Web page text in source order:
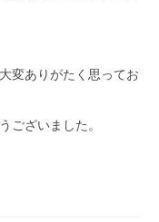
変ありがたく思ってお
ございました。